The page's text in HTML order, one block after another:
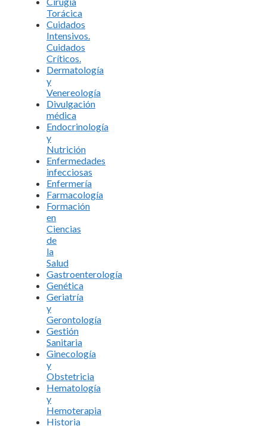
Torácica
Cuidados
Intensivos.
Cuidados
Críticos.
Dermatología
y
Venereología
Divulgación
médica
Endocrinología
y
Nutrición
Enfermedades
infecciosas
Enfermería
Farmacología
Formación
en
Ciencias
de
la
Salud
Gastroenterología
Genética
Geriatría
y
Gerontología
Gestión
Sanitaria
Ginecología
y
Obstetricia
Hematología
y
Hemoterapia
Historia